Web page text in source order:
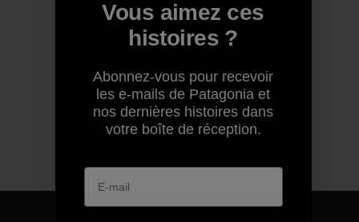
Vous aimez ces
histoires ?
Abonnez-vous pour recevoir
les e-mails de Patagonia et
nos dernières histoires dans
votre boîte de réception.